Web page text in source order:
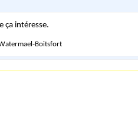
ça intéresse.
Boitsfort